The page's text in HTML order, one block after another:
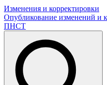
Изменения и корректировки
Опубликование изменений и
ПНСТ